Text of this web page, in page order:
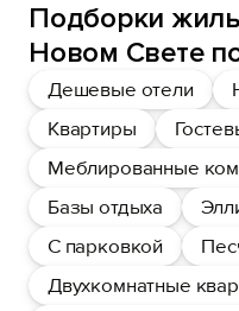
Подборки
Новом Свете
Дешевые отели
Квартиры
Меблированные
Базы отдыха
С парковкой
Двухкомнатные